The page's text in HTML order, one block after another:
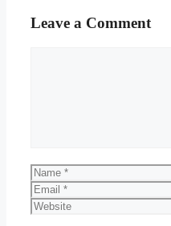
Leave a Comment
Name
Email
Website